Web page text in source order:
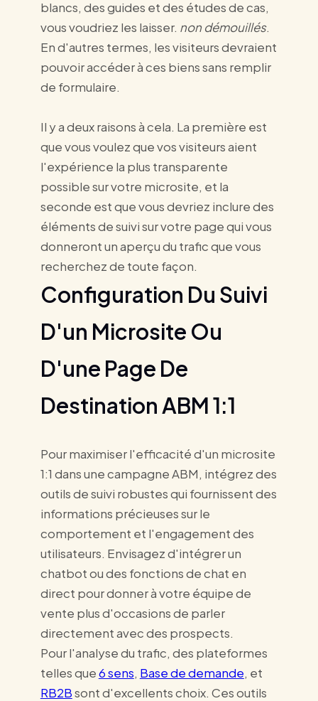
blancs, des guides et des études de cas,
vous voudriez les laisser. non démouillés.
En d'autres termes, les visiteurs devraient
pouvoir accéder à ces biens sans remplir
de formulaire.
Il y a deux raisons à cela. La première est
que vous voulez que vos visiteurs aient
l'expérience la plus transparente
possible sur votre microsite, et la
seconde est que vous devriez inclure des
éléments de suivi sur votre page qui vous
donneront un aperçu du trafic que vous
recherchez de toute façon.
Configuration Du Suivi
D'un Microsite Ou
D'une Page De
Destination ABM 1:1
Pour maximiser l'efficacité d'un microsite
1:1 dans une campagne ABM, intégrez des
outils de suivi robustes qui fournissent des
informations précieuses sur le
comportement et l'engagement des
utilisateurs. Envisagez d'intégrer un
chatbot ou des fonctions de chat en
direct pour donner à votre équipe de
vente plus d'occasions de parler
directement avec des prospects.
Pour l'analyse du trafic, des plateformes
telles que6 sens, Base de demande, et
RB2Bsont d'excellents choix. Ces outils